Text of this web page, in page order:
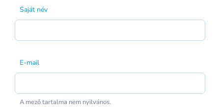
Saját név
E-mail
A mező tartalma nem nyilvános.